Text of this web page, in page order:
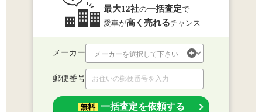
最大12社の一括査定で
愛車が高く売れるチャンス
メーカー
郵便番号
無料 一括査定を依頼する